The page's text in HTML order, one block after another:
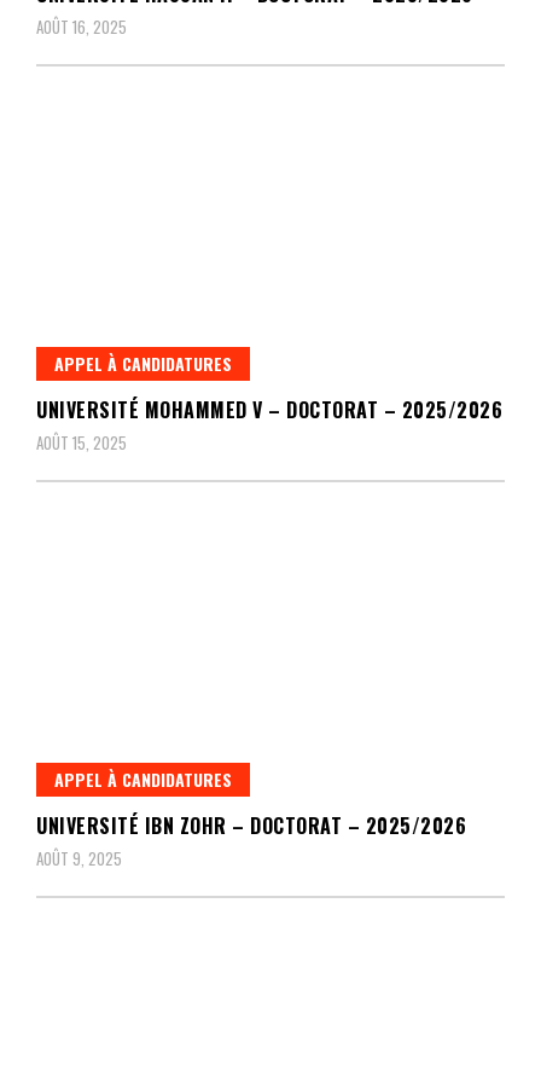
AOÛT 16, 2025
APPEL À CANDIDATURES
UNIVERSITÉ MOHAMMED V – DOCTORAT – 2025/2026
AOÛT 15, 2025
APPEL À CANDIDATURES
UNIVERSITÉ IBN ZOHR – DOCTORAT – 2025/2026
AOÛT 9, 2025